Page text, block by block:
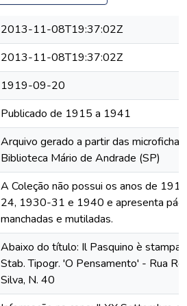
2013-11-08T19:37:02Z
2013-11-08T19:37:02Z
1919-09-20
Publicado de 1915 a 1941
Arquivo gerado a partir das
Biblioteca Mário de Andrade (SP)
A Coleção não possui os anos de
24, 1930-31 e 1940 e apresenta
manchadas e mutiladas.
Abaixo do título: Il Pasquino è
Stab. Tipogr. 'O Pensamento' - Rua
Silva, N. 40